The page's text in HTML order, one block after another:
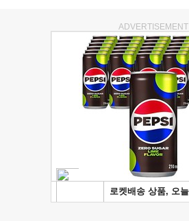
ADVERTISEMENT